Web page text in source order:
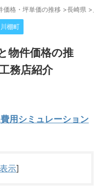
価格・坪単価の推移 >長崎県 >
川棚町
物件価格の推
務店紹介
用シミュレーション
表示]